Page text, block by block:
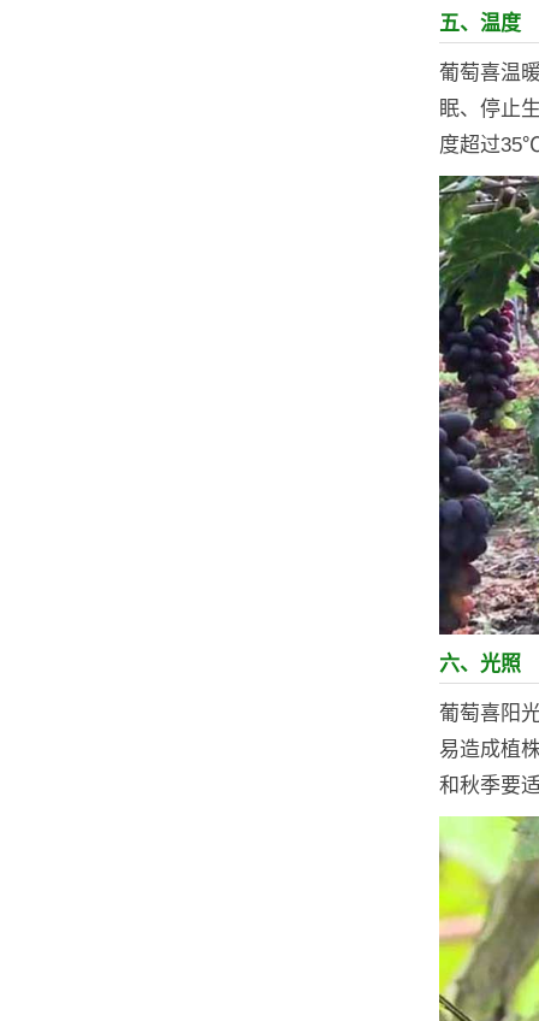
五、温度
葡萄喜温
眠、停止
度超过
六、光照
葡萄喜阳
易造成植
和秋季要